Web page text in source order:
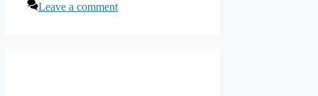
Leave a comment